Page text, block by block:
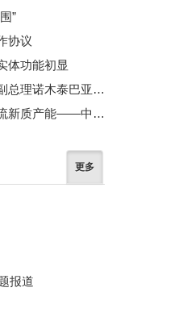
”
协议
体功能初显
中铝集团董事长段向东与蒙古国副总理诺木泰巴亚尔举行会谈
锻造无愧时代无愧使命的世界一流新质产能——中国有色金属工业的战略应对与破局之道（二）
更多
报道